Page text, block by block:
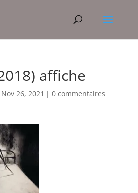
affiche
Nov 26, 2021 | 0 commentaires